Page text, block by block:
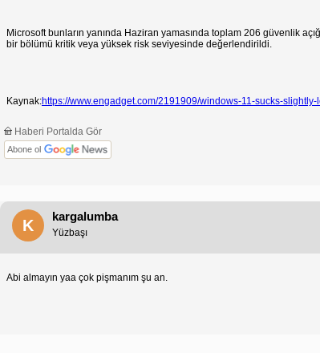
Microsoft bunların yanında Haziran yamasında toplam 206 güvenlik
bir bölümü kritik veya yüksek risk seviyesinde değerlendirildi.
Kaynak:https://www.engadget.com/2191909/windows-11-sucks-
Haberi Portalda Gör
Abone ol
K
kargalumba
Yüzbaşı
Abi almayın yaa çok pişmanım şu an.